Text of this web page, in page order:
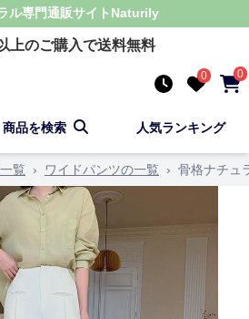
ル専門通販サイト Naturily
上のご購入で送料無料
0 0
商品を検索 人気ランキング
覧 › ワイドパンツの一覧 › 骨格ナチュ